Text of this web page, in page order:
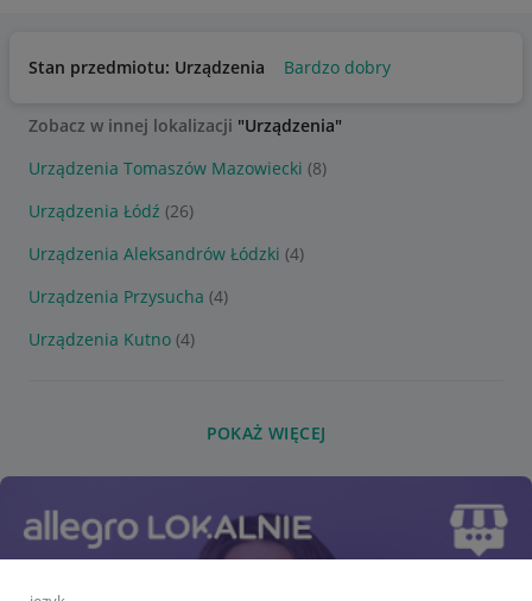
Stan przedmiotu: Urządzenia Bardzo dobry
Zobacz w innej lokalizacji "Urządzenia"
Urządzenia Tomaszów Mazowiecki (8)
Urządzenia Łódź (26)
Urządzenia Aleksandrów Łódzki (4)
Urządzenia Przysucha (4)
Urządzenia Kutno (4)
POKAŻ WIĘCEJ